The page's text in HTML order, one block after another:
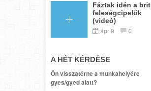
Fáztak idén a brit
feleségcipelők
(videó)
ápr 9 0
A HÉT KÉRDÉSE
Ön visszatérne a munkahelyére
gyes/gyed alatt?